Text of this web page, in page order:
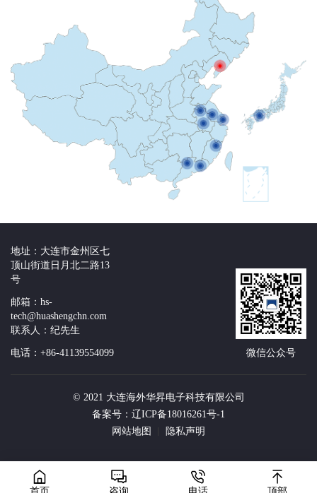
地址：大连市金州区七
顶山街道日月北二路13
号
邮箱：hs-
tech@huashengchn.com
联系人：纪先生
电话：+86-41139554099 微信公众号
© 2021 大连海外华昇电子科技有限公司
备案号：辽ICP备18016261号-1
网站地图
隐私声明